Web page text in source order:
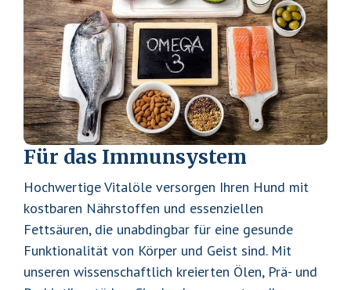
n
g
-
L
if
e
&
V
s
t
e
h
e
n
f
ü
r
s
i
c
:
Für das Immunsystem
Hochwertige Vitalöle versorgen Ihren Hund mit
kostbaren Nährstoffen und essenziellen
Fettsäuren, die unabdingbar für eine gesunde
Funktionalität von Körper und Geist sind. Mit
unseren wissenschaftlich kreierten Ölen, Prä- und